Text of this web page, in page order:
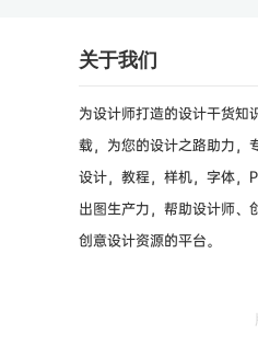
关于我们
为设计师打造的设计干货知
载，为您的设计之路助力，
设计，教程，样机，字体，
出图生产力，帮助设计师、
创意设计资源的平台。